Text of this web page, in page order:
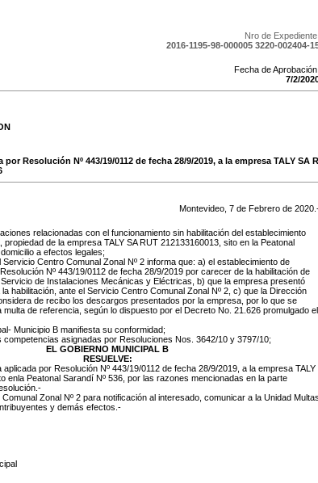
Nro de
2016-1195-98-000005 3220-002404-
Fecha de
7/2/
Resolución Nº 443/19/0112 de fecha 28/9/2019, a la empresa TALY SA
Montevideo, 7 de Febrero de 2020
relacionadas con el funcionamiento sin habilitación del establecimiento
propiedad de la empresa TALY SA RUT 212133160013, sito en la Peatonal
a efectos legales;
Servicio Centro Comunal Zonal Nº 2 informa que: a) el establecimiento de
Nº 443/19/0112 de fecha 28/9/2019 por carecer de la habilitación de
de Instalaciones Mecánicas y Eléctricas, b) que la empresa presentó
habilitación, ante el Servicio Centro Comunal Zonal Nº 2, c) que la Dirección
de recibo los descargos presentados por la empresa, por lo que se
multa de referencia, según lo dispuesto por el Decreto No. 21.626 promulgado el
Municipio B manifiesta su conformidad;
competencias asignadas por Resoluciones Nos. 3642/10 y 3797/10;
EL GOBIERNO MUNICIPAL B
RESUELVE:
por Resolución Nº 443/19/0112 de fecha 28/9/2019, a la empresa TALY
enla Peatonal Sarandí Nº 536, por las razones mencionadas en la parte
Zonal Nº 2 para notificación al interesado, comunicar a la Unidad
y demás efectos.-